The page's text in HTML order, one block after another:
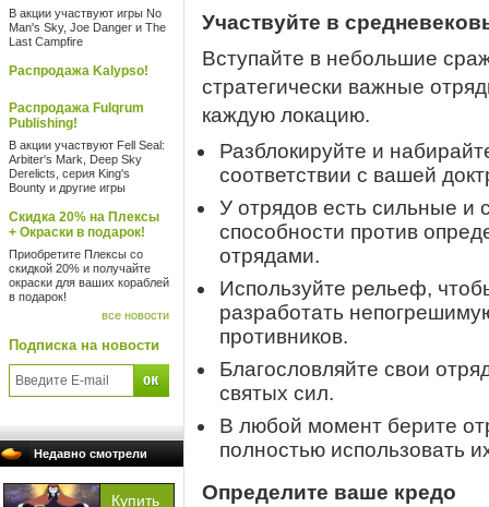
В акции участвуют игры No
Man's Sky, Joe Danger и The
Last Campfire
Распродажа Kalypso!
Распродажа Fulqrum
Publishing!
В акции участвуют Fell Seal:
Arbiter's Mark, Deep Sky
Derelicts, серия King's
Bounty и другие игры
Скидка 20% на Плексы
+ Окраски в подарок!
Приобретите Плексы со
скидкой 20% и получайте
окраски для ваших кораблей
в подарок!
все новости
Подписка на новости
Недавно смотрели
Участвуйте в
Вступайте в небольшие
стратегически важные
каждую локацию.
Разблокируйте и
соответствии с вашей
У отрядов есть сильные
способности против
отрядами.
Используйте рельеф,
разработать
противников.
Благословляйте свои
святых сил.
В любой момент берите
полностью использовать
Определите ваше кредо